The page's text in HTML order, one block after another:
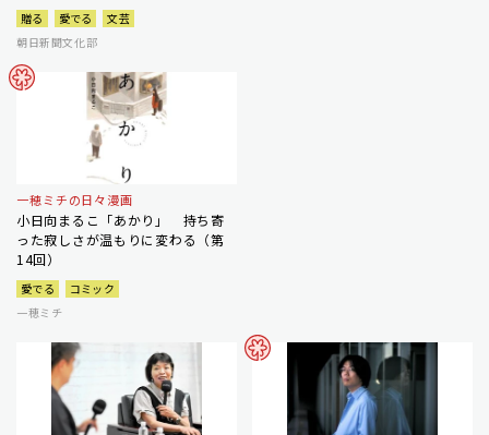
贈る 愛でる
文芸
朝日新聞文化部
一穂ミチの日々漫画
小日向まるこ「あかり」 持ち寄
った寂しさが温もりに変わる（第
14回）
愛でる
コミック
一穂ミチ